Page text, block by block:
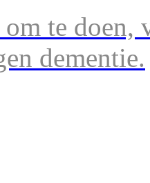
te doen,
dementie.